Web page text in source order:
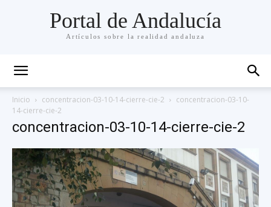
Portal de Andalucía
Artículos sobre la realidad andaluza
Inicio concentracion-03-10-14-cierre-cie-2
concentracion-03-10-
14-cierre-cie-2
concentracion-03-10-14-cierre-cie-2